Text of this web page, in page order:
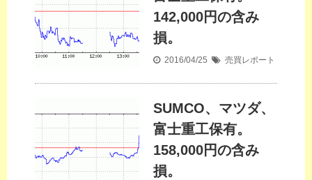
142,000円の含み
損。
2016/04/25 売買レポート
SUMCO、マツダ、
富士重工保有。
158,000円の含み
損。